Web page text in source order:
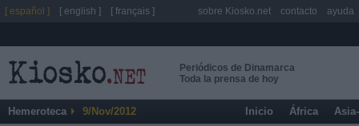
Periódicos de Dinamarca
Toda la prensa de hoy
Hemeroteca 9/Nov/2012 Inicio África
[ español ] [ english ] [ français ] sobre Kiosko.net contacto ayuda